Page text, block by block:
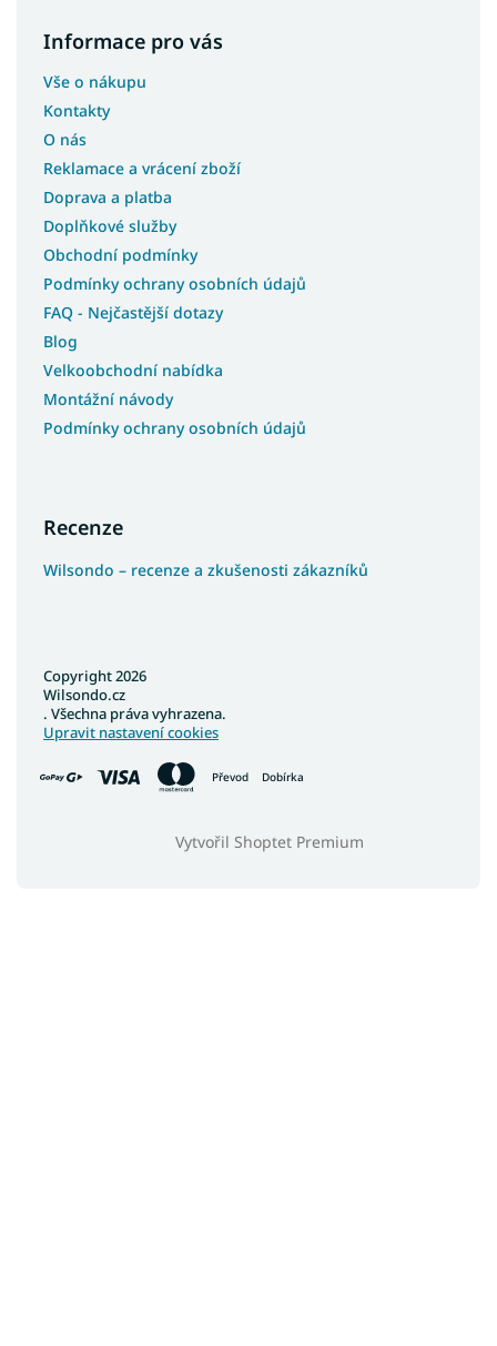
Koberce 250x350
Koberce 400x400
Koberce 120x90
Koberce 120x100
Koberce 150x210
Koberce 90x310
Koberce 160x210
Informace pro vás
Vše o nákupu
Kontakty
O nás
Reklamace a vrácení zboží
Doprava a platba
Doplňkové služby
Obchodní podmínky
Podmínky ochrany osobních údajů
FAQ - Nejčastější dotazy
Blog
Velkoobchodní nabídka
Montážní návody
Podmínky ochrany osobních údajů
Recenze
Wilsondo – recenze a zkušenosti zákazníků
Převod Dobírka
Vytvořil Shoptet Premium
Copyright 2026
Wilsondo.cz
. Všechna práva vyhrazena.
Upravit nastavení cookies